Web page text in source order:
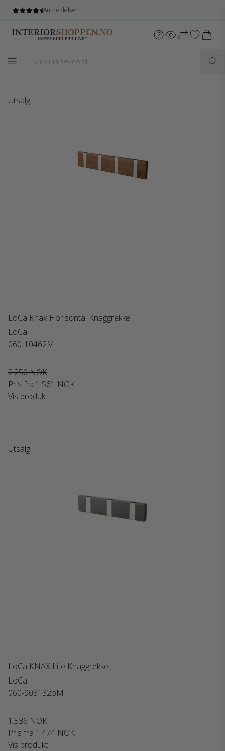
Anmeldelser
Utsalg
LoCa Knax Horisontal Knaggrekke
LoCa
060-10462M
2.250 NOK
Pris fra 1.561 NOK
Vis produkt
Utsalg
LoCa KNAX Lite Knaggrekke
LoCa
060-903132oM
1.536 NOK
Pris fra 1.474 NOK
Vis produkt